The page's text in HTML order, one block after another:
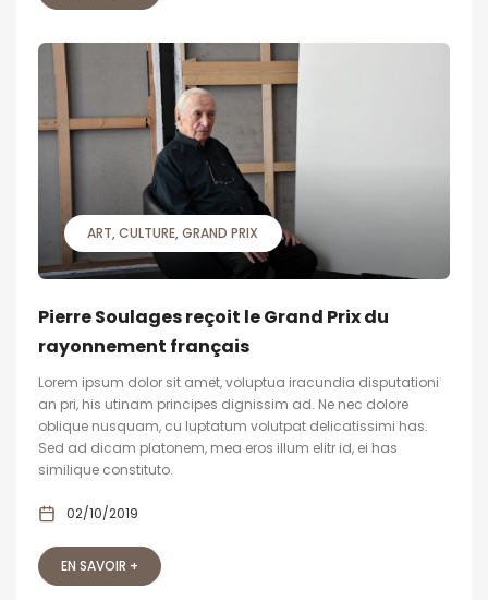
ART CULTURE GRAND PRIX
Pierre Soulages reçoit le Grand Prix du
rayonnement français
Lorem ipsum dolor sit amet, voluptua iracundia disputationi
an pri, his utinam principes dignissim ad. Ne nec dolore
oblique nusquam, cu luptatum volutpat delicatissimi has.
Sed ad dicam platonem, mea eros illum elitr id, ei has
similique constituto.
02/10/2019
EN SAVOIR +